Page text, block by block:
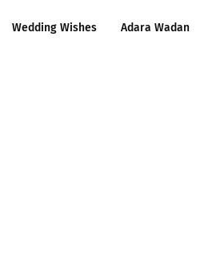
Wedding Wishes Adara Wadan